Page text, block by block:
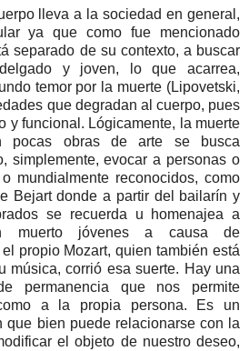
lleva a la sociedad en general,
ya que como fue mencionado
separado de su contexto, a buscar
y joven, lo que acarrea,
temor por la muerte (Lipovetski,
que degradan al cuerpo, pues
y funcional. Lógicamente, la muerte
pocas obras de arte se busca
simplemente, evocar a personas o
mundialmente reconocidos, como
Bejart donde a partir del bailarín y
se recuerda u homenajea a
muerto jóvenes a causa de
propio Mozart, quien también está
música, corrió esa suerte. Hay una
permanencia que nos permite
a la propia persona. Es un
que bien puede relacionarse con la
el objeto de nuestro deseo,